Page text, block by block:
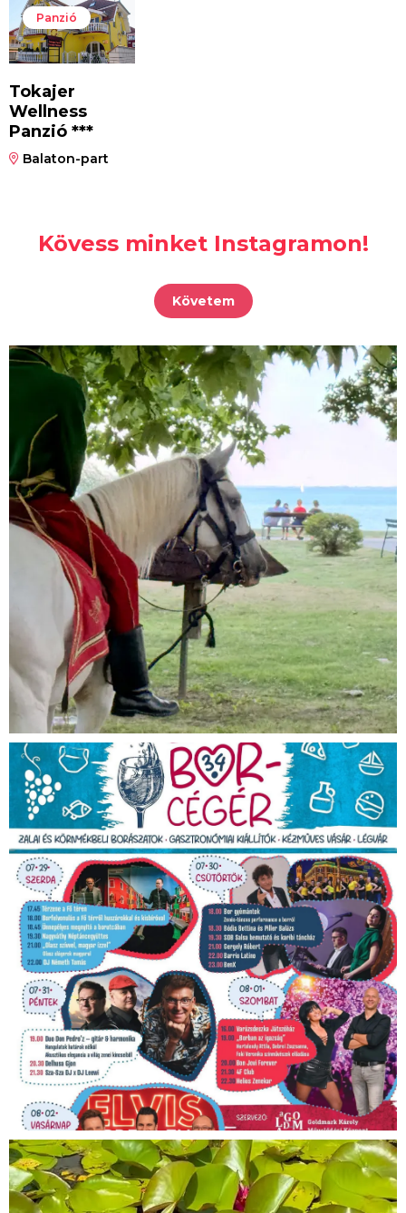
Panzió
Tokajer
Wellness
Panzió ***
Balaton-part
Kövess minket Instagramon!
Követem